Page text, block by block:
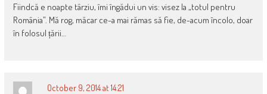
Fiindcă e noapte târziu, îmi îngădui un vis: visez la „totul pentru
România”. Mă rog, măcar ce-a mai rămas să fie, de-acum încolo, doar
în folosul țării…
October 9, 2014 at 14:21